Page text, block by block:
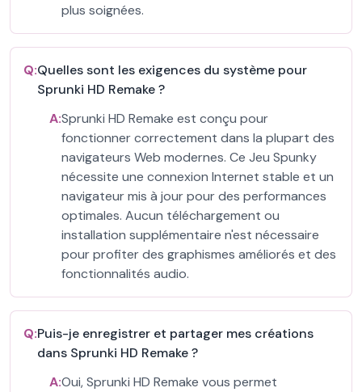
plus soignées.
Q:Quelles sont les exigences du système pour
Sprunki HD Remake ?
A:Sprunki HD Remake est conçu pour
fonctionner correctement dans la plupart des
navigateurs Web modernes. Ce Jeu Spunky
nécessite une connexion Internet stable et un
navigateur mis à jour pour des performances
optimales. Aucun téléchargement ou
installation supplémentaire n'est nécessaire
pour profiter des graphismes améliorés et des
fonctionnalités audio.
Q:Puis-je enregistrer et partager mes créations
dans Sprunki HD Remake ?
A:Oui, Sprunki HD Remake vous permet